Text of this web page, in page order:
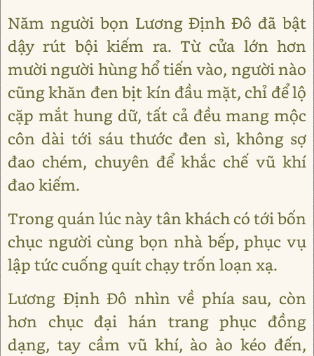
Năm người bọn Lương Định Đô đã bật
dậy rút bội kiếm ra. Từ cửa lớn hơn
mười người hùng hổ tiến vào, người nào
cũng khăn đen bịt kín đầu mặt, chỉ để lộ
cặp mắt hung dữ, tất cả đều mang mộc
côn dài tới sáu thước đen sì, không sợ
đao chém, chuyên để khắc chế vũ khí
đao kiếm.
Trong quán lúc này tân khách có tới bốn
chục người cùng bọn nhà bếp, phục vụ
lập tức cuống quít chạy trốn loạn xạ.
Lương Định Đô nhìn về phía sau, còn
hơn chục đại hán trang phục đồng
dạng, tay cầm vũ khí, ào ào kéo đến,